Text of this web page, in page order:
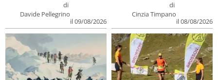
di
Davide Pellegrino
il 09/08/2026
di
Cinzia Timpano
il 08/08/2026